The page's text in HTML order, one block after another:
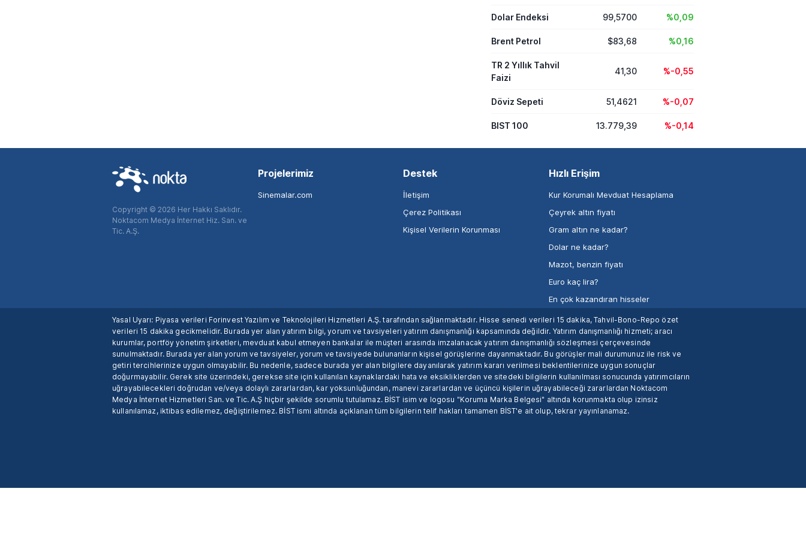
Dolar Endeksi 99,5700 %0,09
Brent Petrol $83,68 %0,16
TR 2 Yıllık Tahvil
Faizi
41,30 %-0,55
Döviz Sepeti 51,4621 %-0,07
BIST 100 13.779,39 %-0,14
Copyright © 2026 Her Hakkı Saklıdır.
Noktacom Medya İnternet Hiz. San. ve
Tic. A.Ş.
Projelerimiz
Sinemalar.com
Destek
İletişim
Çerez Politikası
Kişisel Verilerin Korunması
Hızlı Erişim
Kur Korumalı Mevduat Hesaplama
Çeyrek altın fiyatı
Gram altın ne kadar?
Dolar ne kadar?
Mazot, benzin fiyatı
Euro kaç lira?
En çok kazandıran hisseler
Yasal Uyarı: Piyasa verileri Forinvest Yazılım ve Teknolojileri Hizmetleri A.Ş. tarafından sağlanmaktadır. Hisse senedi verileri 15 dakika, Tahvil-Bono-Repo özet
verileri 15 dakika gecikmelidir. Burada yer alan yatırım bilgi, yorum ve tavsiyeleri yatırım danışmanlığı kapsamında değildir. Yatırım danışmanlığı hizmeti; aracı
kurumlar, portföy yönetim şirketleri, mevduat kabul etmeyen bankalar ile müşteri arasında imzalanacak yatırım danışmanlığı sözleşmesi çerçevesinde
sunulmaktadır. Burada yer alan yorum ve tavsiyeler, yorum ve tavsiyede bulunanların kişisel görüşlerine dayanmaktadır. Bu görüşler mali durumunuz ile risk ve
getiri tercihlerinize uygun olmayabilir. Bu nedenle, sadece burada yer alan bilgilere dayanılarak yatırım kararı verilmesi beklentilerinize uygun sonuçlar
doğurmayabilir. Gerek site üzerindeki, gerekse site için kullanılan kaynaklardaki hata ve eksikliklerden ve sitedeki bilgilerin kullanılması sonucunda yatırımcıların
uğrayabilecekleri doğrudan ve/veya dolaylı zararlardan, kar yoksunluğundan, manevi zararlardan ve üçüncü kişilerin uğrayabileceği zararlardan Noktacom
Medya İnternet Hizmetleri San. ve Tic. A.Ş hiçbir şekilde sorumlu tutulamaz. BİST isim ve logosu "Koruma Marka Belgesi" altında korunmakta olup izinsiz
kullanılamaz, iktibas edilemez, değiştirilemez. BİST ismi altında açıklanan tüm bilgilerin telif hakları tamamen BİST'e ait olup, tekrar yayınlanamaz.